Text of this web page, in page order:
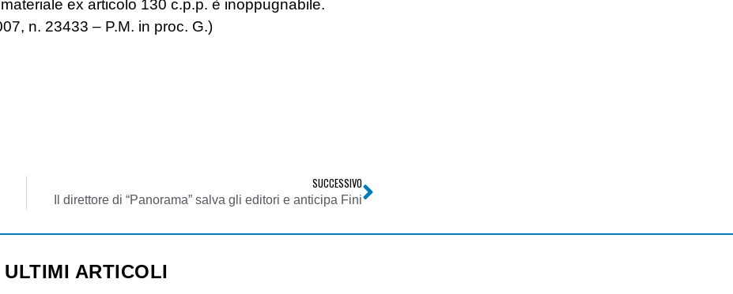
ex articolo 130 c.p.p. è inoppugnabile.
n. 23433 – P.M. in proc. G.)
SUCCESSIVO
Il direttore di “Panorama” salva gli editori e anticipa Fini
ULTIMI ARTICOLI